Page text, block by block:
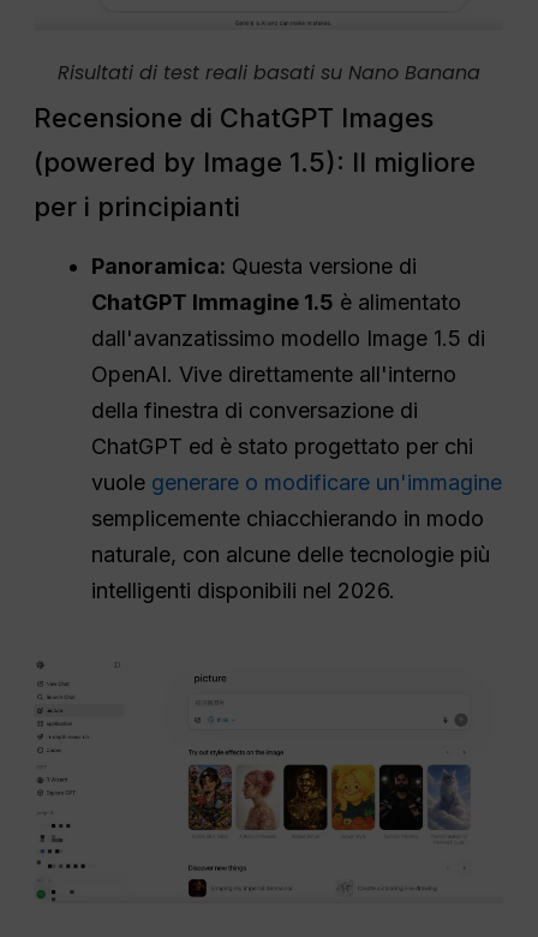
Risultati di test reali basati su Nano Banana
Recensione di ChatGPT Images
(powered by Image 1.5): Il migliore
per i principianti
Panoramica: Questa versione di
ChatGPT Immagine 1.5 è alimentato
dall'avanzatissimo modello Image 1.5 di
OpenAI. Vive direttamente all'interno
della finestra di conversazione di
ChatGPT ed è stato progettato per chi
vuole generare o modificare un'immagine
semplicemente chiacchierando in modo
naturale, con alcune delle tecnologie più
intelligenti disponibili nel 2026.